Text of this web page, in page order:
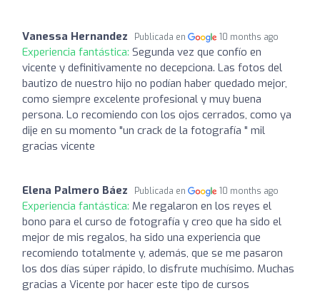
Vanessa Hernandez Publicada en 10 months ago
Experiencia fantástica: Segunda vez que confío en
vicente y definitivamente no decepciona. Las fotos del
bautizo de nuestro hijo no podían haber quedado mejor,
como siempre excelente profesional y muy buena
persona. Lo recomiendo con los ojos cerrados, como ya
dije en su momento "un crack de la fotografía " mil
gracias vicente
Elena Palmero Báez Publicada en 10 months ago
Experiencia fantástica: Me regalaron en los reyes el
bono para el curso de fotografía y creo que ha sido el
mejor de mis regalos, ha sido una experiencia que
recomiendo totalmente y, además, que se me pasaron
los dos días súper rápido, lo disfrute muchísimo. Muchas
gracias a Vicente por hacer este tipo de cursos